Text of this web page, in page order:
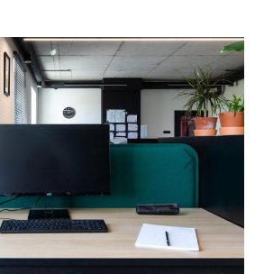
Następny